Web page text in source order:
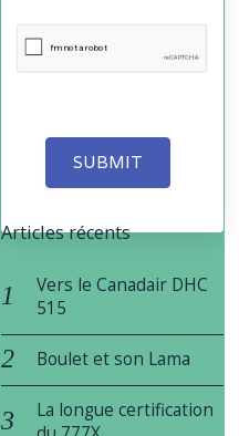
SUBMIT
Articles récents
Vers le Canadair DHC
515
Boulet et son Lama
La longue certification